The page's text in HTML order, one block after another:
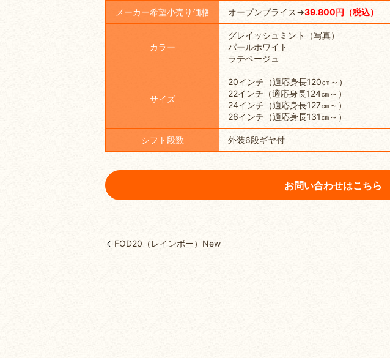
メーカー希望小売り価格 オープンプライス→39.800円（税込）
カラー
グレイッシュミント（写真）
パールホワイト
ラテベージュ
サイズ
20インチ（適応身長120㎝～）
22インチ（適応身長124㎝～）
24インチ（適応身長127㎝～）
26インチ（適応身長131㎝～）
シフト段数 外装6段ギヤ付
お問い合わせはこちら
FOD20（レインボー）New